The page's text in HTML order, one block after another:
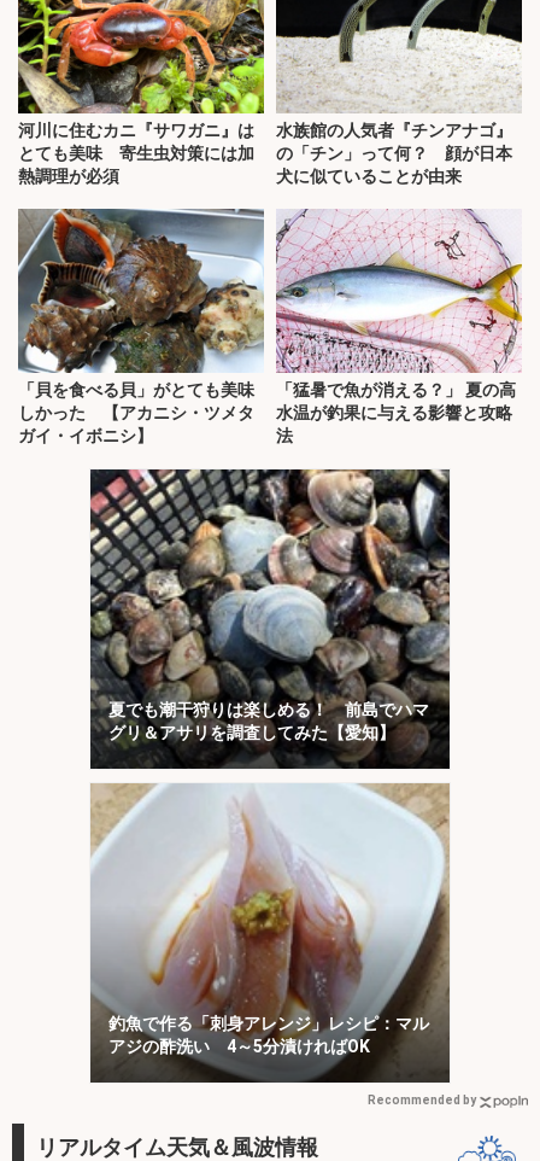
河川に住むカニ『サワガニ』は
とても美味 寄生虫対策には加
熱調理が必須
水族館の人気者『チンアナゴ』
の「チン」って何？ 顔が日本
犬に似ていることが由来
「貝を食べる貝」がとても美味
しかった 【アカニシ・ツメタ
ガイ・イボニシ】
「猛暑で魚が消える？」 夏の高
水温が釣果に与える影響と攻略
法
夏でも潮干狩りは楽しめる！ 前島でハマ
グリ＆アサリを調査してみた【愛知】
釣魚で作る「刺身アレンジ」レシピ：マル
アジの酢洗い 4～5分漬ければOK
Recommended by
リアルタイム天気＆風波情報